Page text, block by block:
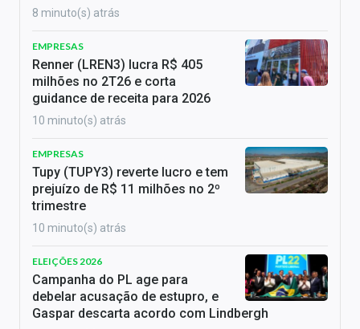
8 minuto(s) atrás
EMPRESAS
Renner (LREN3) lucra R$ 405
milhões no 2T26 e corta
guidance de receita para 2026
10 minuto(s) atrás
EMPRESAS
Tupy (TUPY3) reverte lucro e tem
prejuízo de R$ 11 milhões no 2º
trimestre
10 minuto(s) atrás
ELEIÇÕES 2026
Campanha do PL age para
debelar acusação de estupro, e
Gaspar descarta acordo com Lindbergh